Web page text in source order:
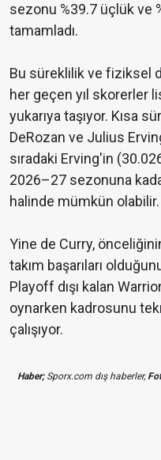
sezonu %39.7 üçlük ve
tamamladı.
Bu süreklilik ve fiziksel
her geçen yıl skorerler
yukarıya taşıyor. Kısa
DeRozan ve Julius
sıradaki Erving'in
2026–27 sezonuna
halinde mümkün olabilir.
Yine de Curry,
takım başarıları
Playoff dışı kalan
oynarken kadrosunu
çalışıyor.
Haber;Sporx.com dış haberler,